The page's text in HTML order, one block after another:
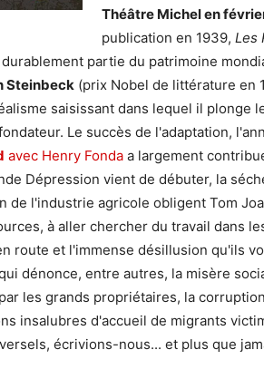
Théâtre Michel en
publication en 1939, Les
partie du patrimoine
Steinbeck (prix Nobel de littérature en
saisissant dans lequel il plonge
Le succès de l'adaptation,
avec Henry Fonda a largement
Dépression vient de débuter, la
de l'industrie agricole obligent Tom
à aller chercher du travail dans
route et l'immense désillusion qu'ils
dénonce, entre autres, la misère
les grands propriétaires, la
insalubres d'accueil de migrants
écrivions-nous... et plus que